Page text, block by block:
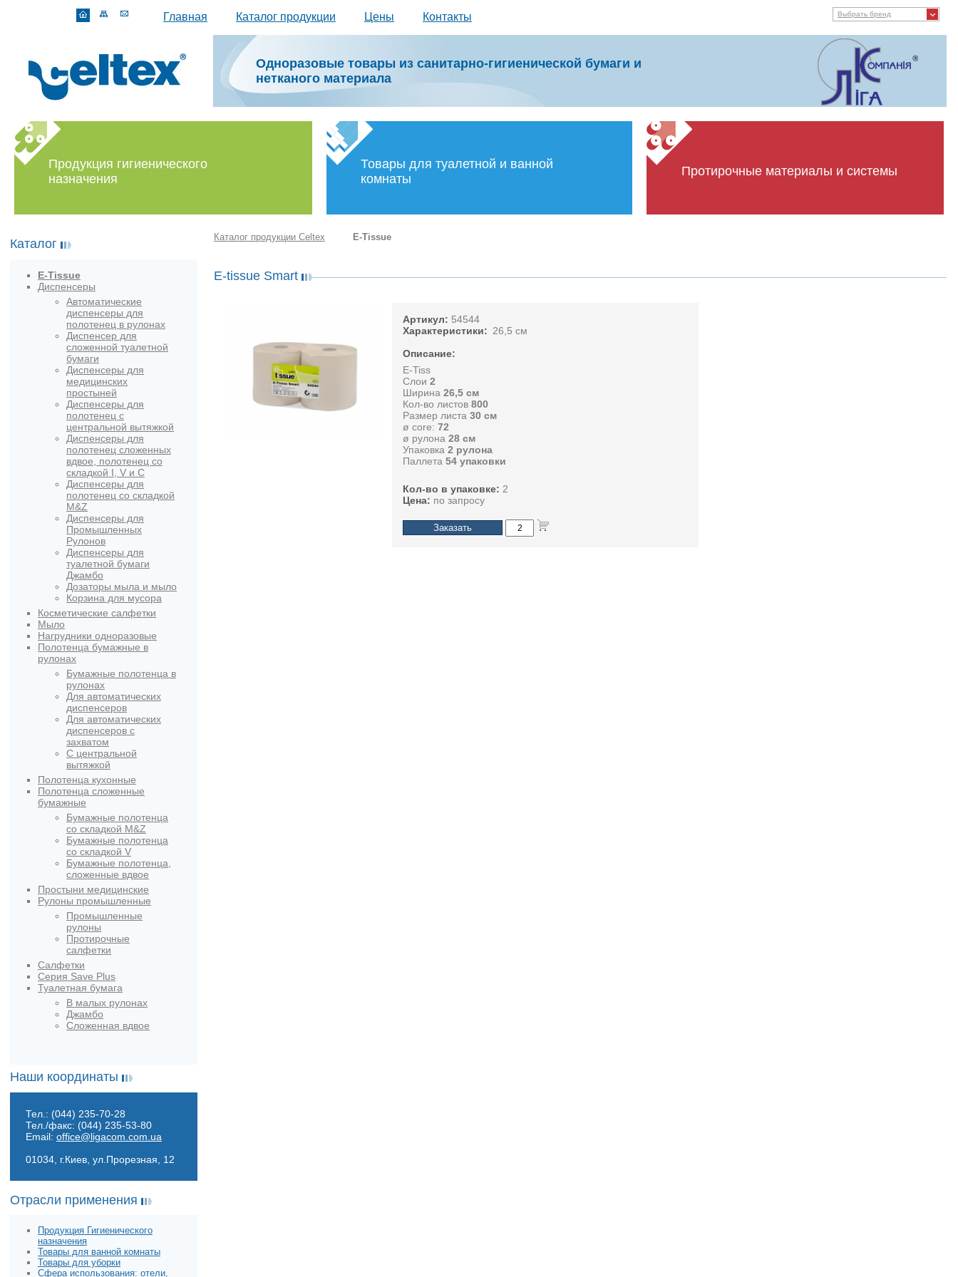
Главная Каталог продукции Цены Контакты Выбрать бренд
Одноразовые товары из санитарно-гигиенической бумаги и
нетканого материала
Продукция гигиенического
назначения
Товары для туалетной и ванной
комнаты
Протирочные материалы и системы
Каталог продукции Celtex E-Tissue
E-tissue Smart
Артикул: 54544
Характеристики: 26,5 см
Описание:
E-Tiss
Слои 2
Ширина 26,5 см
Кол-во листов 800
Размер листа 30 см
ø core: 72
ø рулона 28 см
Упаковка 2 рулона
Паллета 54 упаковки
Кол-во в упаковке: 2
Цена: по запросу
Каталог
E-Tissue
Диспенсеры
Автоматические
диспенсеры для
полотенец в рулонах
Диспенсер для
сложенной туалетной
бумаги
Диспенсеры для
медицинских
простыней
Диспенсеры для
полотенец с
центральной вытяжкой
Диспенсеры для
полотенец сложенных
вдвое, полотенец со
складкой I, V и C
Диспенсеры для
полотенец со складкой
M&Z
Диспенсеры для
Промышленных
Рулонов
Диспенсеры для
туалетной бумаги
Джамбо
Дозаторы мыла и мыло
Корзина для мусора
Косметические салфетки
Мыло
Нагрудники одноразовые
Полотенца бумажные в
рулонах
Бумажные полотенца в
рулонах
Для автоматических
диспенсеров
Для автоматических
диспенсеров с
захватом
С центральной
вытяжкой
Полотенца кухонные
Полотенца сложенные
бумажные
Бумажные полотенца
со складкой M&Z
Бумажные полотенца
со складкой V
Бумажные полотенца,
сложенные вдвое
Простыни медицинские
Рулоны промышленные
Промышленные
рулоны
Протирочные
салфетки
Салфетки
Серия Save Plus
Туалетная бумага
В малых рулонах
Джамбо
Сложенная вдвое
Наши координаты
Тел.: (044) 235-70-28
Тел./факс: (044) 235-53-80
Email: office@ligacom.com.ua
01034, г.Киев, ул.Прорезная, 12
Отрасли применения
Продукция Гигиенического
назначения
Товары для ванной комнаты
Товары для уборки
Сфера использования: отели,